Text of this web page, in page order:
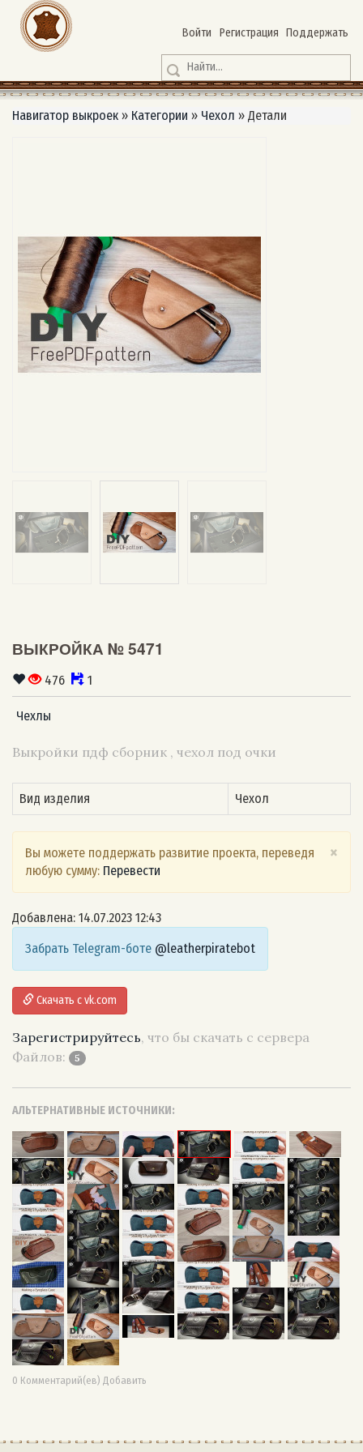
Войти Регистрация Поддержать
Навигатор выкроек » Категории » Чехол » Детали
ВЫКРОЙКА № 5471
476 1
Чехлы
Выкройки пдф сборник , чехол под очки
Вид изделия Чехол
×
Вы можете поддержать развитие проекта, переведя
любую сумму: Перевести
Добавлена: 14.07.2023 12:43
Забрать Telegram-боте @leatherpiratebot
Скачать с vk.com
Зарегистрируйтесь, что бы скачать с сервера
Файлов:
5
АЛЬТЕРНАТИВНЫЕ ИСТОЧНИКИ:
0 Комментарий(ев) Добавить